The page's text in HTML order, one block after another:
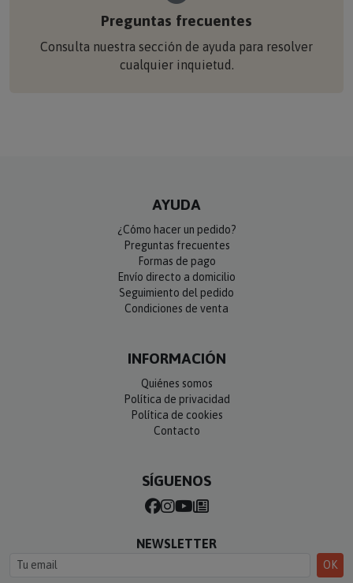
Preguntas frecuentes
Consulta nuestra sección de ayuda para resolver
cualquier inquietud.
AYUDA
¿Cómo hacer un pedido?
Preguntas frecuentes
Formas de pago
Envío directo a domicilio
Seguimiento del pedido
Condiciones de venta
INFORMACIÓN
Quiénes somos
Política de privacidad
Política de cookies
Contacto
SÍGUENOS
NEWSLETTER
OK